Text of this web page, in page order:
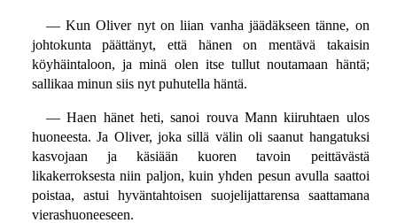
— Kun Oliver nyt on liian vanha jäädäkseen tänne, on
johtokunta päättänyt, että hänen on mentävä takaisin
köyhäintaloon, ja minä olen itse tullut noutamaan häntä;
sallikaa minun siis nyt puhutella häntä.
— Haen hänet heti, sanoi rouva Mann kiiruhtaen ulos
huoneesta. Ja Oliver, joka sillä välin oli saanut hangatuksi
kasvojaan ja käsiään kuoren tavoin peittävästä
likakerroksesta niin paljon, kuin yhden pesun avulla saattoi
poistaa, astui hyväntahtoisen suojelijattarensa saattamana
vierashuoneeseen.